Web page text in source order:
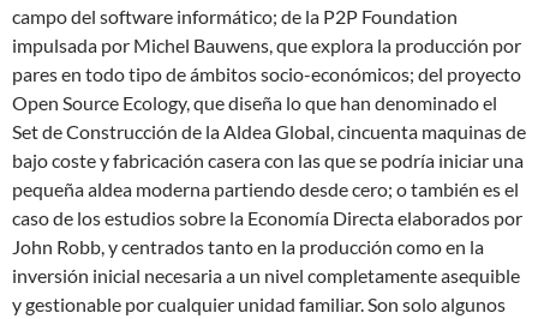
campo del software informático; de la P2P Foundation
impulsada por Michel Bauwens, que explora la producción por
pares en todo tipo de ámbitos socio-económicos; del proyecto
Open Source Ecology, que diseña lo que han denominado el
Set de Construcción de la Aldea Global, cincuenta maquinas de
bajo coste y fabricación casera con las que se podría iniciar una
pequeña aldea moderna partiendo desde cero; o también es el
caso de los estudios sobre la Economía Directa elaborados por
John Robb, y centrados tanto en la producción como en la
inversión inicial necesaria a un nivel completamente asequible
y gestionable por cualquier unidad familiar. Son solo algunos